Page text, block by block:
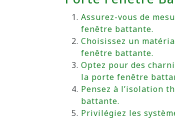
Assurez-vous de
fenêtre battante.
Choisissez un
fenêtre battante.
Optez pour des
la porte fenêtre
Pensez à l’isolation
battante.
Privilégiez les